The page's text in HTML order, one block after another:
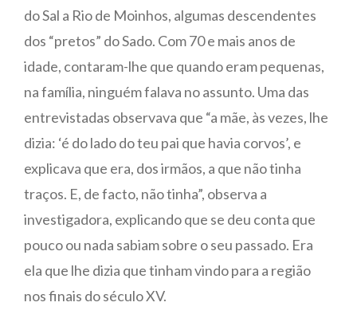
do Sal a Rio de Moinhos, algumas descendentes
dos “pretos” do Sado. Com 70 e mais anos de
idade, contaram-lhe que quando eram pequenas,
na família, ninguém falava no assunto. Uma das
entrevistadas observava que “a mãe, às vezes, lhe
dizia: ‘é do lado do teu pai que havia corvos’, e
explicava que era, dos irmãos, a que não tinha
traços. E, de facto, não tinha”, observa a
investigadora, explicando que se deu conta que
pouco ou nada sabiam sobre o seu passado. Era
ela que lhe dizia que tinham vindo para a região
nos finais do século XV.